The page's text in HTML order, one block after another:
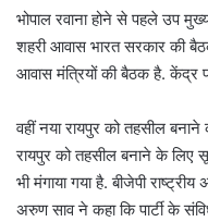
भोपाल रवाना होने से पहले उप
शहरी आवास भारत सरकार की
आवास मंत्रियों की बैठक है. केंद्र
वहीं नया रायपुर को तहसील
रायपुर को तहसील बनाने के लिए
भी मंगाया गया है. बीजेपी
अरुण साव ने कहा कि पार्टी के